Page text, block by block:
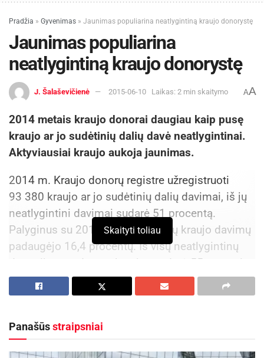
Pradžia » Gyvenimas » Jaunimas populiarina neatlygintiną kraujo donorystę
Jaunimas populiarina
neatlygintiną kraujo donorystę
J. Šalaševičienė 2015-06-10 Laikas: 2 min skaitymo AA
2014 metais kraujo donorai daugiau kaip pusę
kraujo ar jo sudėtinių dalių davė neatlygintinai.
Aktyviausiai kraujo aukoja jaunimas.
2014 m. Kraujo donorų registre užregistruoti
93 380 kraujo ar jo sudėtinių dalių davimai, iš jų
neatlygintini davimai sudarė 51 procentą.
Palyginus su 2013 m., neatlygintų kraujo davimų
padaugėjo 16,4 procentų. Iš visų neatlygintinų
donacijų vyrų duotas kraujas sudarė 55 proc. viso
neatlygintino kraujo. Aktyviausiai kraujo duoda
donorai iki 30 metų. Pernai jie kraujo davė
kraujo davimų. Šio amžiaus donorų neatlygintini
Skaityti toliau
Panašūsstraipsniai